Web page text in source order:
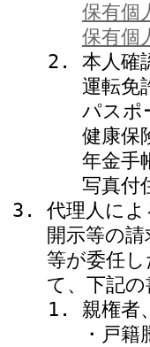
保有個
保有個
本人確
運転免
パスポ
健康保
年金手
写真付
代理人に
開示等の
等が委任
て、下記
親権者
・戸